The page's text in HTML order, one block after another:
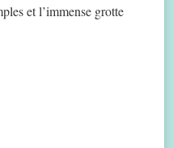
et l’immense grotte